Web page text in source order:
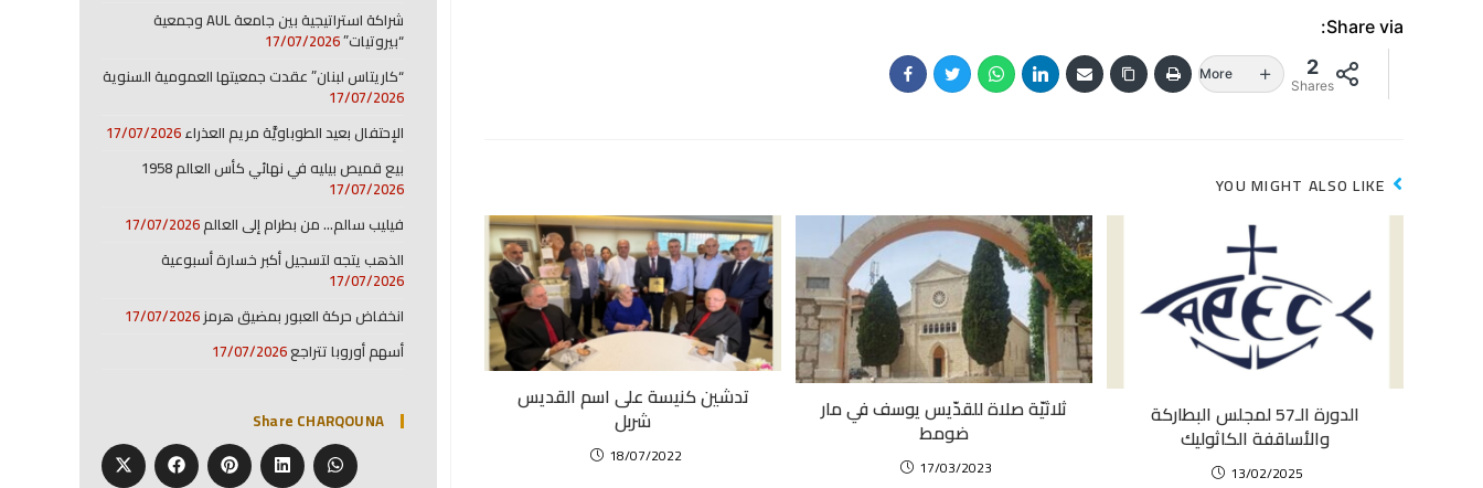
Share via:
2
Shares
More
YOU MIGHT ALSO LIKE
تدشين كنيسة على اسم القديس
شربل
18/07/2022
ثلاثيّة صلاة للقدّيس يوسف في مار
ضومط
17/03/2023
الدورة الـ57 لمجلس البطاركة
والأساقفة الكاثوليك
13/02/2025
شراكة استراتيجية بين جامعة AUL وجمعية
“بيروتيات”17/07/2026
“كاريتاس لبنان” عقدت جمعيتها العمومية السنوية
17/07/2026
الإحتفال بعيد الطوباويَّة مريم العذراء17/07/2026
بيع قميص بيليه في نهائي كأس العالم 1958
17/07/2026
فيليب سالم… من بطرام إلى العالم17/07/2026
الذهب يتجه لتسجيل أكبر خسارة أسبوعية
17/07/2026
انخفاض حركة العبور بمضيق هرمز17/07/2026
أسهم أوروبا تتراجع17/07/2026
Share CHARQOUNA